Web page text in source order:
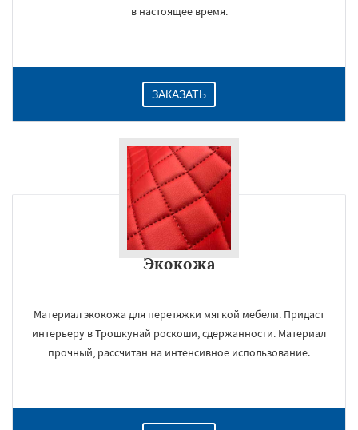
в настоящее время.
ЗАКАЗАТЬ
Экокожа
Материал экокожа для перетяжки мягкой мебели. Придаст
интерьеру в Трошкунай роскоши, сдержанности. Материал
прочный, рассчитан на интенсивное использование.